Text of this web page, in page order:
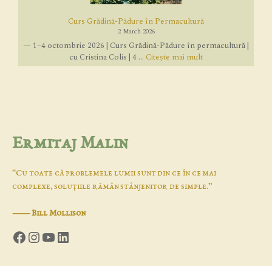
Curs Grădină-Pădure în Permacultură
2 March 2026
— 1–4 octombrie 2026 | Curs Grădină-Pădure în permacultură |
cu Cristina Colis | 4 ... Citește mai mult
Ermitaj Malin
“Cu toate că problemele lumii sunt din ce în ce mai
complexe, soluţiile rămân stânjenitor de simple.”
―Bill Mollison
Facebook
Instagram
YouTube
LinkedIn